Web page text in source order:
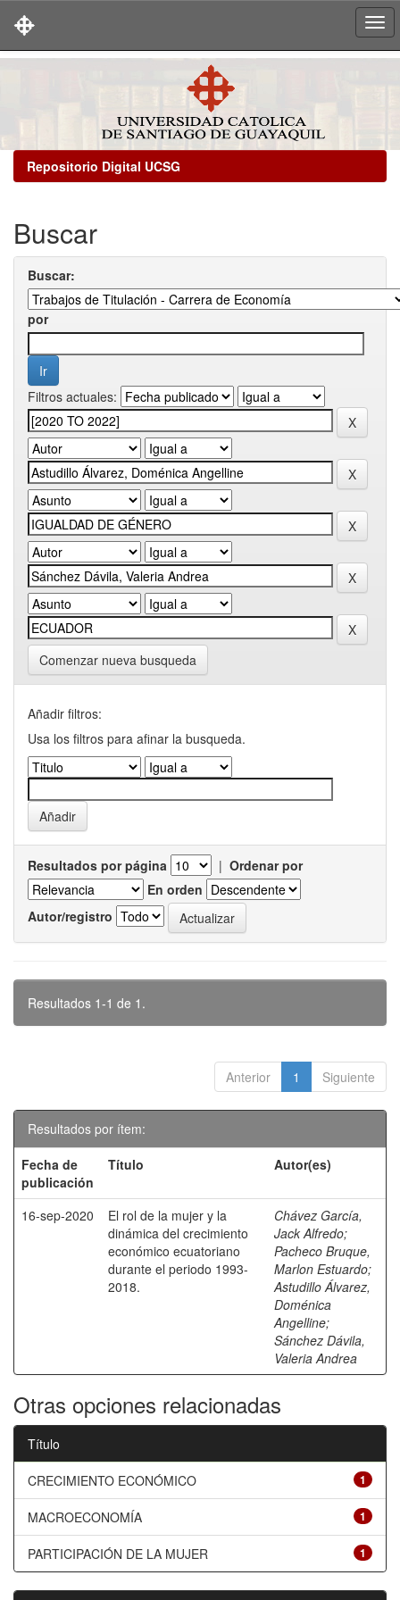
Repositorio Digital UCSG
Buscar
Buscar:
por
Filtros actuales:
Comenzar nueva busqueda
Añadir filtros:
Usa los filtros para afinar la busqueda.
Resultados por página | Ordenar por
En orden
Autor/registro
Resultados 1-1 de 1.
Anterior 1 Siguiente
Resultados por ítem:
Fecha de
publicación
Título Autor(es)
16-sep-2020
El rol de la mujer y la
dinámica del crecimiento
económico ecuatoriano
durante el periodo 1993-
2018.
Chávez García,
Jack Alfredo;
Pacheco Bruque,
Marlon Estuardo;
Astudillo Álvarez,
Doménica
Angelline;
Sánchez Dávila,
Valeria Andrea
Otras opciones relacionadas
Título
1
CRECIMIENTO ECONÓMICO
1
MACROECONOMÍA
1
PARTICIPACIÓN DE LA MUJER